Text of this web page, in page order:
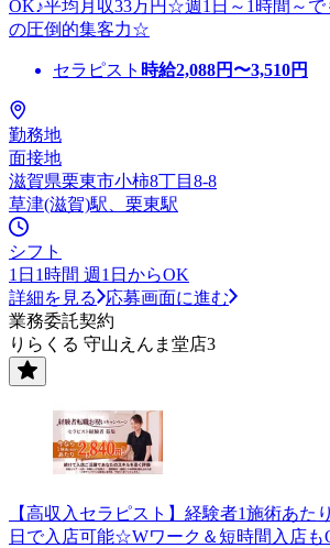
OK♪平均月収33万円☆週1日～1時間～で
の圧倒的集客力☆
セラピスト 時給2,088円〜3,510円
勤務地
面接地
滋賀県栗東市小柿8丁目8-8
草津(滋賀)駅、栗東駅
シフト
1日1時間 週1日からOK
詳細を見る
応募画面に進む
業務委託契約
りらくる 守山えんま堂店3
【高収入セラピスト】経験者1施術あた
日で入店可能☆Wワーク＆短時間入店